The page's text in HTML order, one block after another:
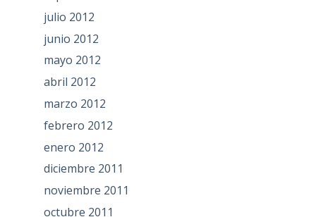
julio 2012
junio 2012
mayo 2012
abril 2012
marzo 2012
febrero 2012
enero 2012
diciembre 2011
noviembre 2011
octubre 2011